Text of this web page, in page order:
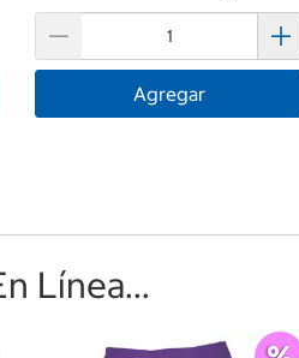
Agregar
Línea...